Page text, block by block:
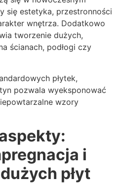
się estetyka, przestronności
wnętrza. Dodatkowo
tworzenie dużych,
ścianach, podłogi czy
płytek,
pozwala wyeksponować
wzory
i
płyt